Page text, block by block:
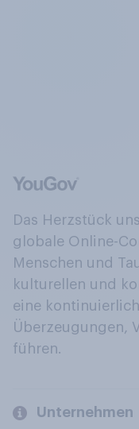
Das Herzstück
globale Online-
Menschen und
kulturellen und
eine
Überzeugungen,
führen.
Unternehmen